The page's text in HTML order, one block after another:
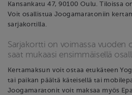
Kansankatu 47, 90100 Oulu. Tiloissa
Voit osallistua Joogamaratoniin
sarjakortilla.
Sarjakortti on voimassa vuoden
saat mukaasi ensimmäisellä
Kertamaksun voit ostaa etukäteen
tai paikan päältä käteisellä tai
Joogamaratonit voit maksaa myös